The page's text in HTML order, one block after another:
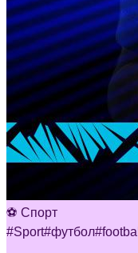
⚽ Спорт
#Sport#футбол#football